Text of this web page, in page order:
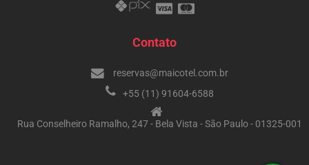
Contato
reservas@maicotel.com.br
+55 (11) 91604-6588
Rua Conselheiro Ramalho, 247 - Bela Vista - São Paulo - 01325-001